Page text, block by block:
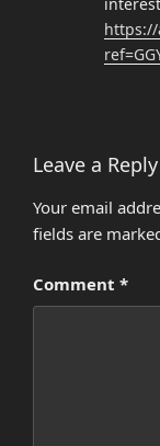
Leave a Reply
Your email
fields are
Comment *